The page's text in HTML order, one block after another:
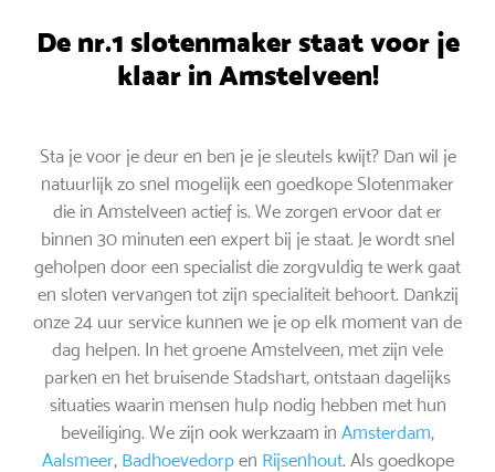
De nr.1 slotenmaker staat voor je
klaar in Amstelveen!
Sta je voor je deur en ben je je sleutels kwijt? Dan wil je
natuurlijk zo snel mogelijk een goedkope Slotenmaker
die in Amstelveen actief is. We zorgen ervoor dat er
binnen 30 minuten een expert bij je staat. Je wordt snel
geholpen door een specialist die zorgvuldig te werk gaat
en sloten vervangen tot zijn specialiteit behoort. Dankzij
onze 24 uur service kunnen we je op elk moment van de
dag helpen. In het groene Amstelveen, met zijn vele
parken en het bruisende Stadshart, ontstaan dagelijks
situaties waarin mensen hulp nodig hebben met hun
beveiliging. We zijn ook werkzaam in Amsterdam,
Aalsmeer, Badhoevedorpen Rijsenhout. Als goedkope